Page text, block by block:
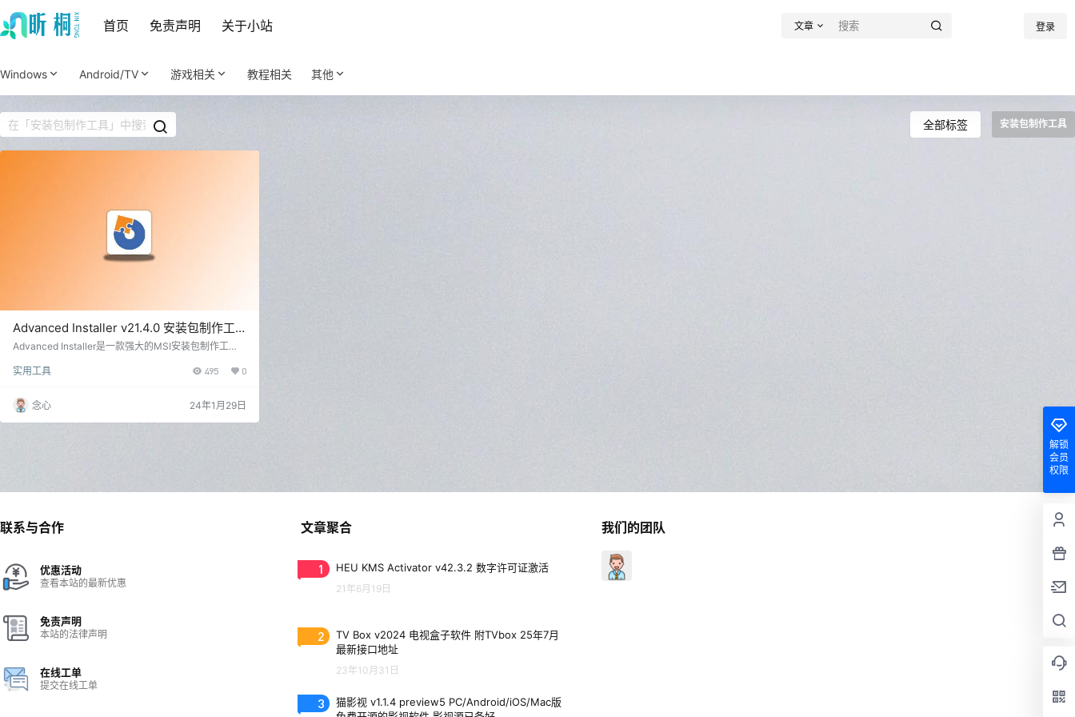
首页 免责声明 关于小站 文章 登录
Windows Android/TV 游戏相关 教程相关 其他
全部标签 安装包制作工具
Advanced Installer v21.4.0 安装包制作工
具
Advanced Installer是一款强大的MSI安装包制作工
丰富，还无需用户具备任何安装脚本知识，即可轻松创
安装包。简化您的部署流程，提高效率，是您打包和配
置需求的理想选择。 新版变化 Advanced Installer Blo
ghttps://www.advancedin…
实用工具 495 0
念心 24年1月29日
解锁
会员
权限
联系与合作
优惠活动
查看本站的最新优惠
免责声明
本站的法律声明
在线工单
提交在线工单
文章聚合
1 HEU KMS Activator v42.3.2 数字许可证激活
21年6月19日
2
TV Box v2024 电视盒子软件 附TVbox 25年7月
最新接口地址
23年10月31日
3
猫影视 v1.1.4 preview5 PC/Android/iOS/Mac版
我们的团队